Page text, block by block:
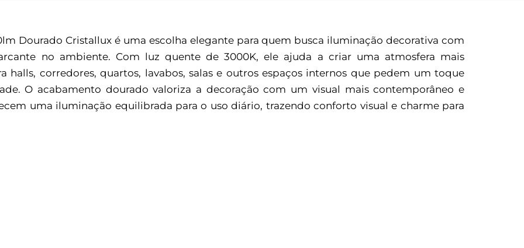
Dourado Cristallux é uma escolha elegante para quem busca iluminação decorativa com
no ambiente. Com luz quente de 3000K, ele ajuda a criar uma atmosfera mais
halls, corredores, quartos, lavabos, salas e outros espaços internos que pedem um toque
O acabamento dourado valoriza a decoração com um visual mais contemporâneo e
uma iluminação equilibrada para o uso diário, trazendo conforto visual e charme para